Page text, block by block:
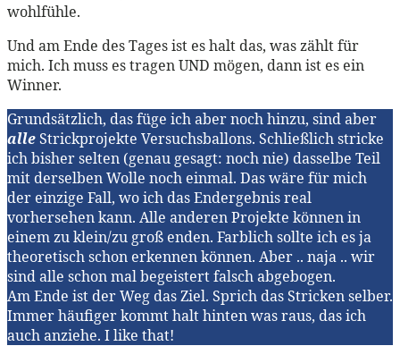
wohlfühle.
Und am Ende des Tages ist es halt das, was zählt für
mich. Ich muss es tragen UND mögen, dann ist es ein
Winner.
Grundsätzlich, das füge ich aber noch hinzu, sind aber
alleStrickprojekte Versuchsballons. Schließlich stricke
ich bisher selten (genau gesagt: noch nie) dasselbe Teil
mit derselben Wolle noch einmal. Das wäre für mich
der einzige Fall, wo ich das Endergebnis real
vorhersehen kann. Alle anderen Projekte können in
einem zu klein/zu groß enden. Farblich sollte ich es ja
theoretisch schon erkennen können. Aber .. naja .. wir
sind alle schon mal begeistert falsch abgebogen.
Am Ende ist der Weg das Ziel. Sprich das Stricken selber.
Immer häufiger kommt halt hinten was raus, das ich
auch anziehe. I like that!